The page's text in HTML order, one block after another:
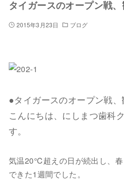
タイガースのオープン戦、
2015年3月23日 ブログ
●タイガースのオープン戦、
こんにちは、にしまつ歯科
す。
気温20℃超えの日が続出し、
できた1週間でした。